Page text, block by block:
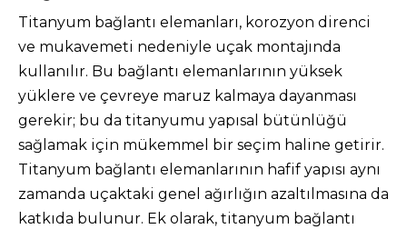
Titanyum bağlantı elemanları, korozyon direnci
ve mukavemeti nedeniyle uçak montajında ​​
kullanılır. Bu bağlantı elemanlarının yüksek
yüklere ve çevreye maruz kalmaya dayanması
gerekir; bu da titanyumu yapısal bütünlüğü
sağlamak için mükemmel bir seçim haline getirir.
Titanyum bağlantı elemanlarının hafif yapısı aynı
zamanda uçaktaki genel ağırlığın azaltılmasına da
katkıda bulunur. Ek olarak, titanyum bağlantı